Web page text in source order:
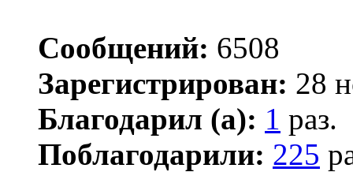
Сообщений: 6508
Зарегистрирован: 28
Благодарил (а): 1 раз.
Поблагодарили: 225